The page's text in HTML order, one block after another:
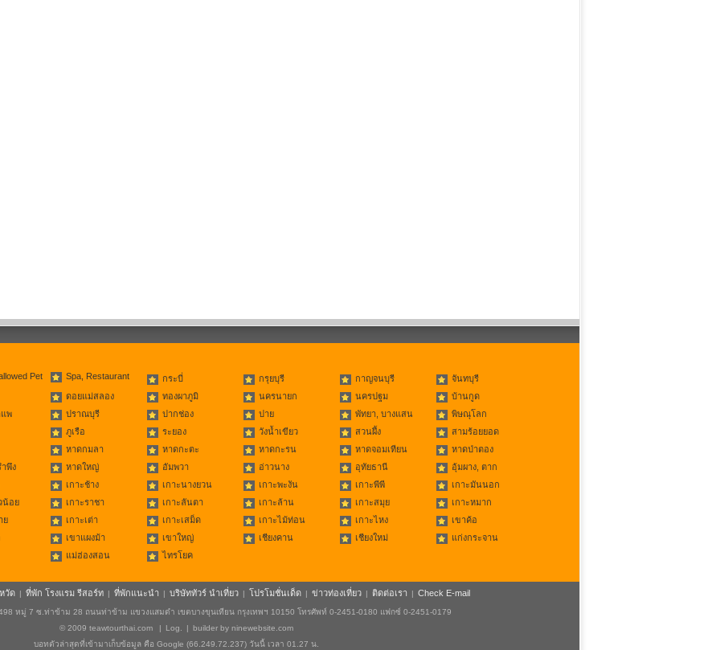
Pet Spa, Restaurant กระบี่ กรุยบุรี กาญจนบุรี
จันทบุรี
ดอยแม่สลอง ทองผาภูมิ นครนายก นครปฐม
บ้านกูด
พ ปราณบุรี ปากช่อง ปาย พัทยา, บางแสน
พิษณุโลก
ภูเรือ ระยอง วังน้ำเขียว สวนผึ้ง
สามร้อยยอด
หาดกมลา หาดกะตะ หาดกะรน หาดจอมเทียน
หาดป่าตอง
พึง หาดใหญ่ อัมพวา อ่าวนาง อุทัยธานี
อุ้มผาง, ตาก
เกาะช้าง เกาะนางยวน เกาะพะงัน เกาะพีพี
เกาะมันนอก
น้อย เกาะราชา เกาะลันตา เกาะล้าน เกาะสมุย
เกาะหมาก
ย เกาะเต่า เกาะเสม็ด เกาะไม้ท่อน เกาะไหง
เขาค้อ
เขาแผงม้า เขาใหญ่ เชียงคาน เชียงใหม่
แก่งกระจาน
แม่ฮ่องสอน ไทรโยค
วัด | ที่พัก โรงแรม รีสอร์ท | ที่พักแนะนำ | บริษัททัวร์ นำเที่ยว | โปรโมชั่นเด็ด | ข่าวท่องเที่ยว | ติดต่อเรา | Check E-mail
หมู่ 7 ซ.ท่าข้าม 28 ถนนท่าข้าม แขวงแสมดำ เขตบางขุนเทียน กรุงเทพฯ 10150 โทรศัพท์ 0-2451-0180 แฟกซ์ 0-2451-0179
© 2009 teawtourthai.com | Log. | builder by ninewebsite.com
บอทตัวล่าสุดที่เข้ามาเก็บข้อมูล คือ Google (66.249.72.237) วันนี้ เวลา 01.27 น.